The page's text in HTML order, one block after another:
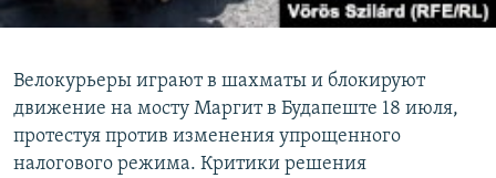
Велокурьеры играют в шахматы и блокируют
движение на мосту Маргит в Будапеште 18 июля,
протестуя против изменения упрощенного
налогового режима. Критики решения